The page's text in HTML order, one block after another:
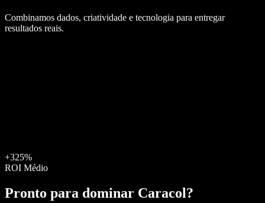
Combinamos dados, criatividade e tecnologia para entregar
resultados reais.
+325%
ROI Médio
Pronto para dominar Caracol?